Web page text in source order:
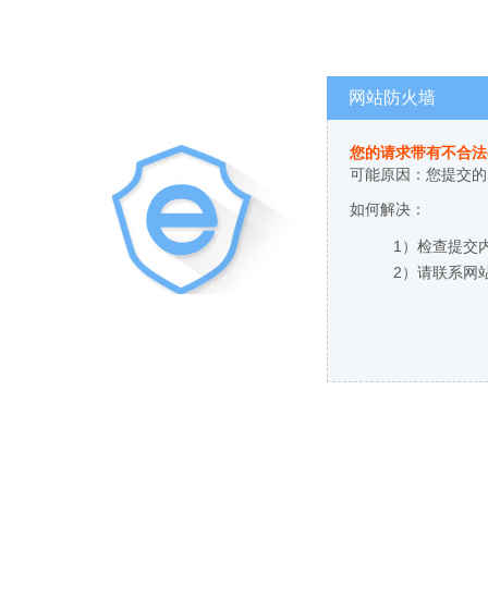
网站防火墙
您的请求带有不合
可能原因：您提交
如何解决：
1）检查提交
2）请联系网